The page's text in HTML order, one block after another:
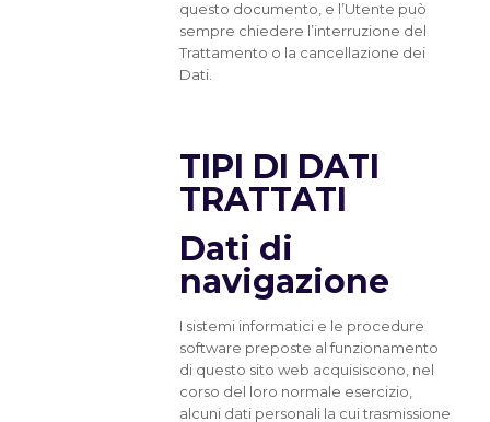
questo documento, e l’Utente può
sempre chiedere l’interruzione del
Trattamento o la cancellazione dei
Dati.
TIPI DI DATI
TRATTATI
Dati di
navigazione
I sistemi informatici e le procedure
software preposte al funzionamento
di questo sito web acquisiscono, nel
corso del loro normale esercizio,
alcuni dati personali la cui trasmissione